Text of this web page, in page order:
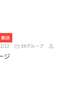
ジ